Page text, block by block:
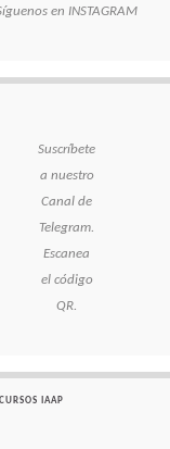
en INSTAGRAM
Suscríbete
a nuestro
Canal de
Telegram.
Escanea
el código
QR.
IAAP